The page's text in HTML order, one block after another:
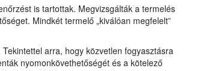
is tartottak. Megvizsgálták a termelés
Mindkét termelő „kiválóan megfelelt”
arra, hogy közvetlen fogyasztásra
nyomonkövethetőségét és a kötelező